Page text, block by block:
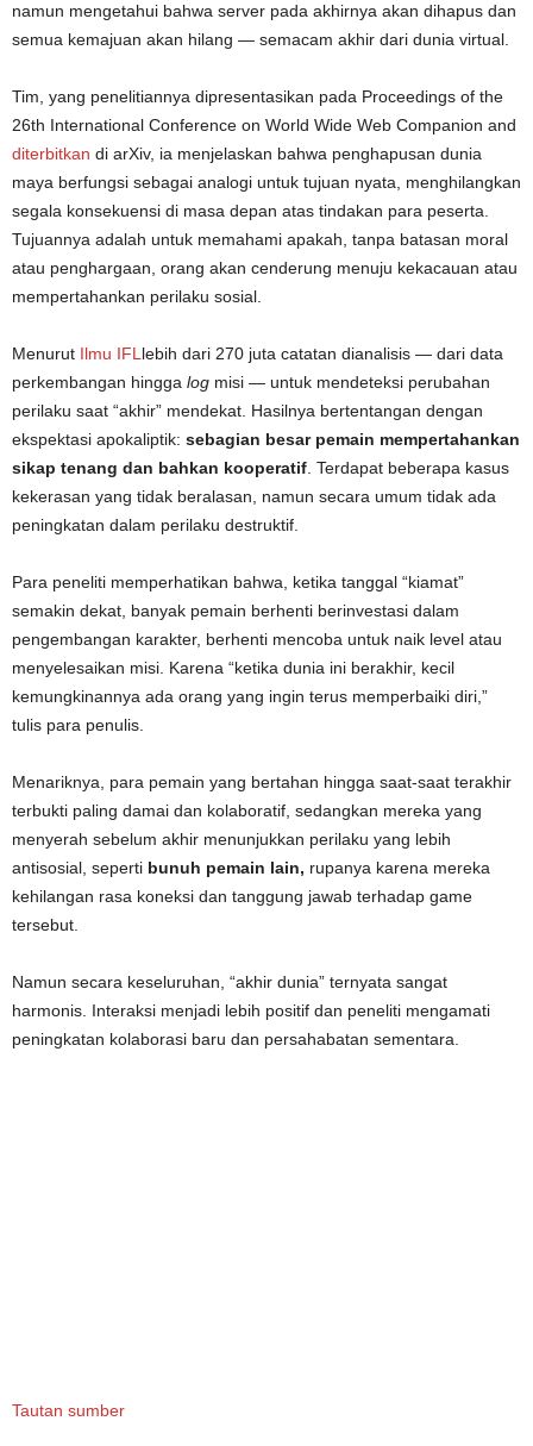
namun mengetahui bahwa server pada akhirnya akan dihapus dan
semua kemajuan akan hilang — semacam akhir dari dunia virtual.
Tim, yang penelitiannya dipresentasikan pada Proceedings of the
26th International Conference on World Wide Web Companion and
diterbitkan di arXiv, ia menjelaskan bahwa penghapusan dunia
maya berfungsi sebagai analogi untuk tujuan nyata, menghilangkan
segala konsekuensi di masa depan atas tindakan para peserta.
Tujuannya adalah untuk memahami apakah, tanpa batasan moral
atau penghargaan, orang akan cenderung menuju kekacauan atau
mempertahankan perilaku sosial.
Menurut Ilmu IFL lebih dari 270 juta catatan dianalisis — dari data
perkembangan hingga log misi — untuk mendeteksi perubahan
perilaku saat “akhir” mendekat. Hasilnya bertentangan dengan
ekspektasi apokaliptik: sebagian besar pemain mempertahankan
sikap tenang dan bahkan kooperatif . Terdapat beberapa kasus
kekerasan yang tidak beralasan, namun secara umum tidak ada
peningkatan dalam perilaku destruktif.
Para peneliti memperhatikan bahwa, ketika tanggal “kiamat”
semakin dekat, banyak pemain berhenti berinvestasi dalam
pengembangan karakter, berhenti mencoba untuk naik level atau
menyelesaikan misi. Karena “ketika dunia ini berakhir, kecil
kemungkinannya ada orang yang ingin terus memperbaiki diri,”
tulis para penulis.
Menariknya, para pemain yang bertahan hingga saat-saat terakhir
terbukti paling damai dan kolaboratif, sedangkan mereka yang
menyerah sebelum akhir menunjukkan perilaku yang lebih
antisosial, seperti bunuh pemain lain, rupanya karena mereka
kehilangan rasa koneksi dan tanggung jawab terhadap game
tersebut.
Namun secara keseluruhan, “akhir dunia” ternyata sangat
harmonis. Interaksi menjadi lebih positif dan peneliti mengamati
peningkatan kolaborasi baru dan persahabatan sementara.
Tautan sumber